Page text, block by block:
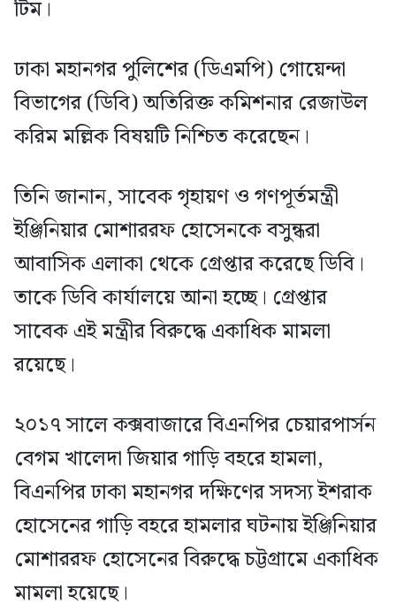
টিম।
ঢাকা মহানগর পুলিশের (ডিএমপি) গোয়েন্দা
বিভাগের (ডিবি) অতিরিক্ত কমিশনার রেজাউল
করিম মল্লিক বিষয়টি নিশ্চিত করেছেন।
তিনি জানান, সাবেক গৃহায়ণ ও গণপূর্তমন্ত্রী
ইঞ্জিনিয়ার মোশাররফ হোসেনকে বসুন্ধরা
আবাসিক এলাকা থেকে গ্রেপ্তার করেছে ডিবি।
তাকে ডিবি কার্যালয়ে আনা হচ্ছে। গ্রেপ্তার
সাবেক এই মন্ত্রীর বিরুদ্ধে একাধিক মামলা
রয়েছে।
২০১৭ সালে কক্সবাজারে বিএনপির চেয়ারপার্সন
বেগম খালেদা জিয়ার গাড়ি বহরে হামলা,
বিএনপির ঢাকা মহানগর দক্ষিণের সদস্য ইশরাক
হোসেনের গাড়ি বহরে হামলার ঘটনায় ইঞ্জিনিয়ার
মোশাররফ হোসেনের বিরুদ্ধে চট্টগ্রামে একাধিক
মামলা হয়েছে।